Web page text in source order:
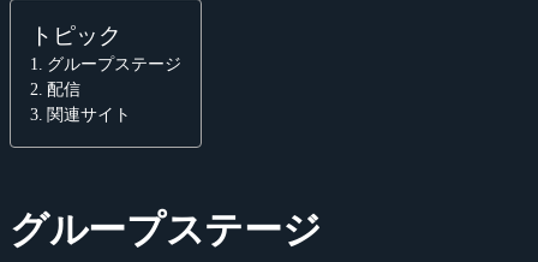
トピック
グループステージ
配信
関連サイト
グループステージ